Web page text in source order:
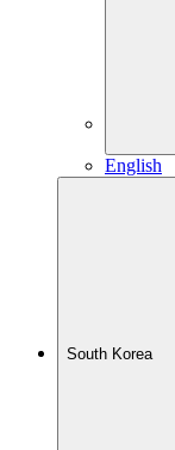
English
South Korea